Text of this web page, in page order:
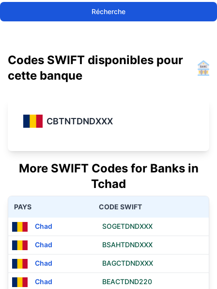
Récherche
Codes SWIFT disponibles pour
cette banque
CBTNTDNDXXX
More SWIFT Codes for Banks in
Tchad
PAYS CODE SWIFT
Chad SOGETDNDXXX
Chad BSAHTDNDXXX
Chad BAGCTDNDXXX
Chad BEACTDND220